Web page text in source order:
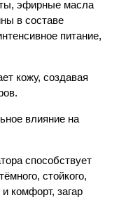
эфирные масла
в составе
питание,
кожу, создавая
влияние на
способствует
стойкого,
комфорт, загар